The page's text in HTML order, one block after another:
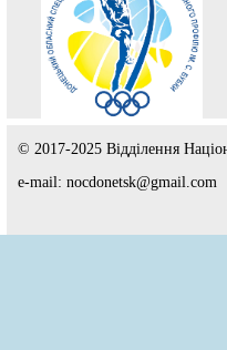
© 2017-2025 Відділення
e-mail: nocdonetsk@gmail.com